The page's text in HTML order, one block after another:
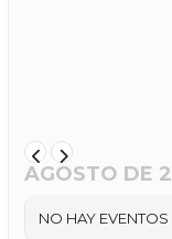
AGOSTO DE
NO HAY